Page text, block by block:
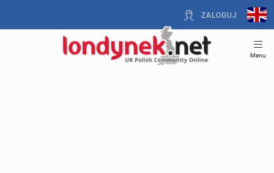
ZALOGUJ
Menu